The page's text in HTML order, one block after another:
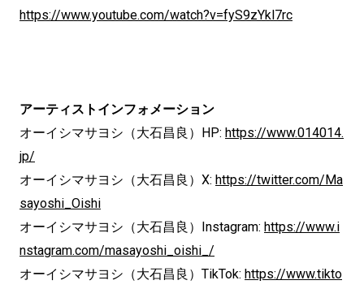
https://www.youtube.com/watch?v=fyS9zYkl7rc
アーティストインフォメーション
オーイシマサヨシ（大石昌良）HP: https://www.014014.
jp/
オーイシマサヨシ（大石昌良）X: https://twitter.com/Ma
sayoshi_Oishi
オーイシマサヨシ（大石昌良）Instagram: https://www.i
nstagram.com/masayoshi_oishi_/
オーイシマサヨシ（大石昌良）TikTok: https://www.tikto